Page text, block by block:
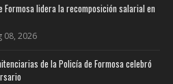
Formosa lidera la recomposición salarial en
08, 2026
de la Policía de Formosa celebró